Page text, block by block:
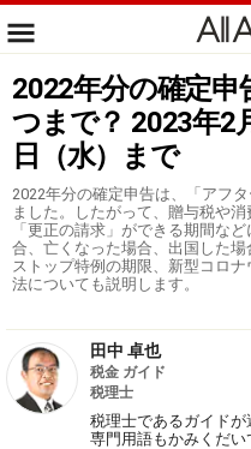
2022年分の確定
つまで？ 2023年2
日（水）まで
2022年分の確定申告は、「アフ
ました。したがって、贈与税や
「更正の請求」ができる期間な
合、亡くなった場合、出国した
ストップ特例の期限、新型コロ
法についても説明します。
田中 卓也
税金 ガイド
税理士
税理士であるガイドが
専門用語もかみくだい